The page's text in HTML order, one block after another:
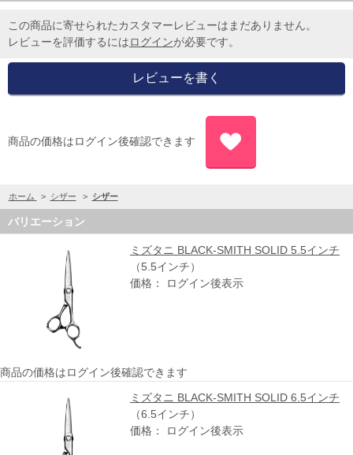
この商品に寄せられたカスタマーレビューはまだありません。
レビューを評価するにはログインが必要です。
商品の価格はログイン後確認できます
ホーム > シザー > シザー
バリエーション
ミズタニ BLACK-SMITH SOLID 5.5インチ
（5.5インチ）
価格： ログイン後表示
商品の価格はログイン後確認できます
ミズタニ BLACK-SMITH SOLID 6.5インチ
（6.5インチ）
価格： ログイン後表示